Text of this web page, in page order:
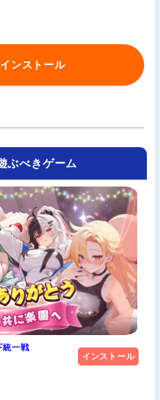
ンストール
ぶべきゲーム
統一戦
インストール